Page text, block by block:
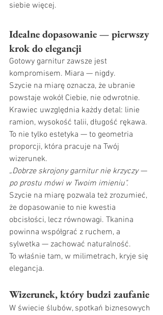
siebie więcej.
Idealne dopasowanie — pierwszy
krok do elegancji
Gotowy garnitur zawsze jest
kompromisem. Miara — nigdy.
Szycie na miarę oznacza, że ubranie
powstaje wokół Ciebie, nie odwrotnie.
Krawiec uwzględnia każdy detal: linie
ramion, wysokość talii, długość rękawa.
To nie tylko estetyka — to geometria
proporcji, która pracuje na Twój
wizerunek.
„Dobrze skrojony garnitur nie krzyczy —
po prostu mówi w Twoim imieniu".
Szycie na miarę pozwala też zrozumieć,
że dopasowanie to nie kwestia
obcisłości, lecz równowagi. Tkanina
powinna współgrać z ruchem, a
sylwetka — zachować naturalność.
To właśnie tam, w milimetrach, kryje się
elegancja.
Wizerunek, który budzi zaufanie
W świecie ślubów, spotkań biznesowych